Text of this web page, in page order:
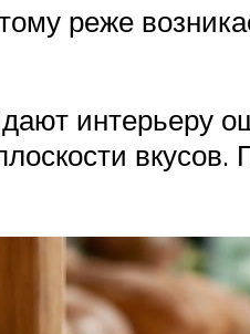
реже
интерьеру
вкусов.